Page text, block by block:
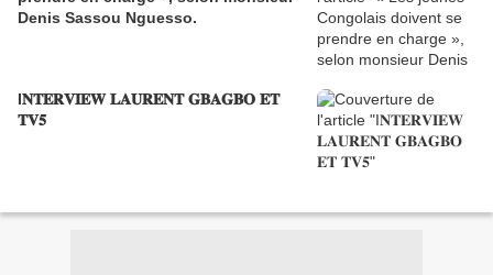
Denis Sassou Nguesso.
I𝐍𝐓𝐄𝐑𝐕𝐈𝐄𝐖 𝐋𝐀𝐔𝐑𝐄𝐍𝐓 𝐆𝐁𝐀𝐆𝐁𝐎 𝐄𝐓
𝐓𝐕𝟓